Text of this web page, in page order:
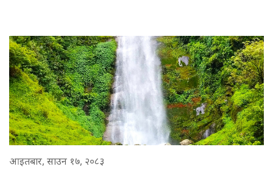
आइतबार, साउन १७, २०८३